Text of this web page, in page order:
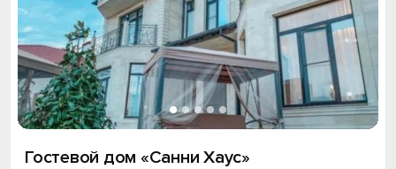
Гостевой дом «Санни Хаус»